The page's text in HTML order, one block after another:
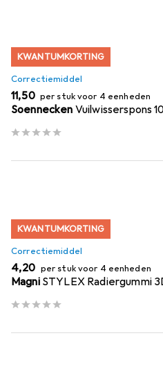
KWANTUMKORTING
Correctiemiddel
EUR
11,50 per stuk voor 4 eenheden
Soennecken Vuilwisserspons
KWANTUMKORTING
Correctiemiddel
EUR
4,20 per stuk voor 4 eenheden
Magni STYLEX Radiergummi